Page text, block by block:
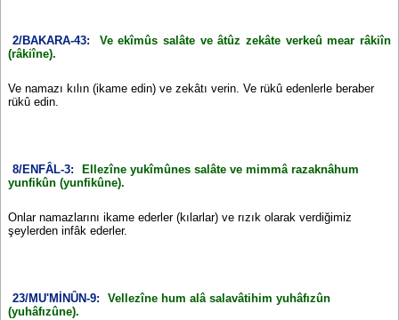
2/BAKARA-43:
Ve ekîmûs salâte ve âtûz zekâte verkeû mear râkiîn
(râkiîne).
Ve namazı kılın (ikame edin) ve zekâtı verin. Ve rükû edenlerle beraber
rükû edin.
8/ENFÂL-3:
Ellezîne yukîmûnes salâte ve mimmâ razaknâhum
yunfikûn (yunfikûne).
Onlar namazlarını ikame ederler (kılarlar) ve rızık olarak verdiğimiz
şeylerden infâk ederler.
23/MU'MİNÛN-9:
Vellezîne hum alâ salavâtihim yuhâfızûn
(yuhâfızûne).